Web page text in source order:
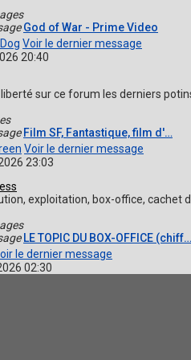
God of War - Prime Video
Voir le dernier message
20:40
sur ce forum les derniers
Film SF, Fantastique, film d'…
Voir le dernier message
23:03
exploitation, box-office, cachet
LE TOPIC DU BOX-OFFICE (chiff…
le dernier message
02:30